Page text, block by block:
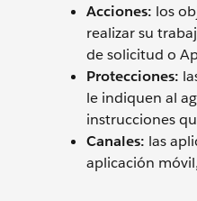
Acciones: los
realizar su
de solicitud o
Protecciones:
le indiquen al
instrucciones
Canales: las
aplicación